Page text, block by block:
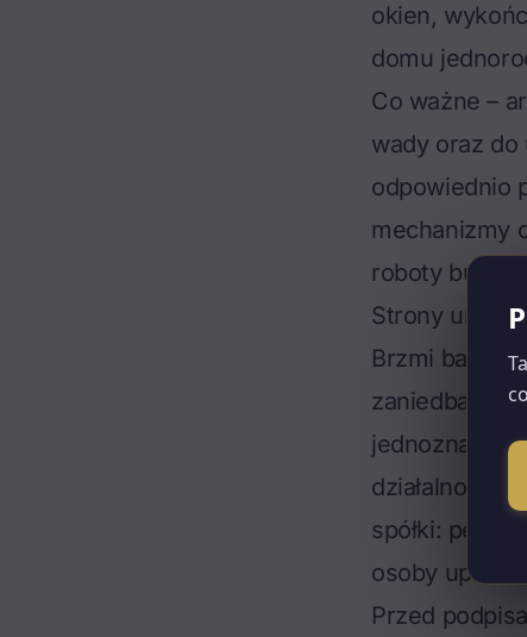
okien,
domu
Co ważne –
wady oraz
odpowiednio
mechanizmy
roboty
Strony
Brzmi
zaniedbania.
działalność:
spółki: pełna
osoby
Przed